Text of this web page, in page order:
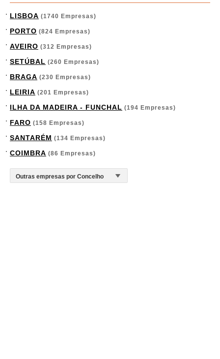
LISBOA (1740 Empresas)
PORTO (824 Empresas)
AVEIRO (312 Empresas)
SETÚBAL (260 Empresas)
BRAGA (230 Empresas)
LEIRIA (201 Empresas)
ILHA DA MADEIRA - FUNCHAL (194 Empresas)
FARO (158 Empresas)
SANTARÉM (134 Empresas)
COIMBRA (86 Empresas)